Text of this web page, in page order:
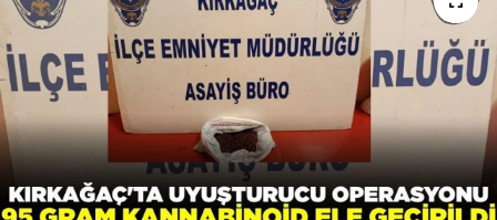
Çevre
Dünya
İletişim
Künye